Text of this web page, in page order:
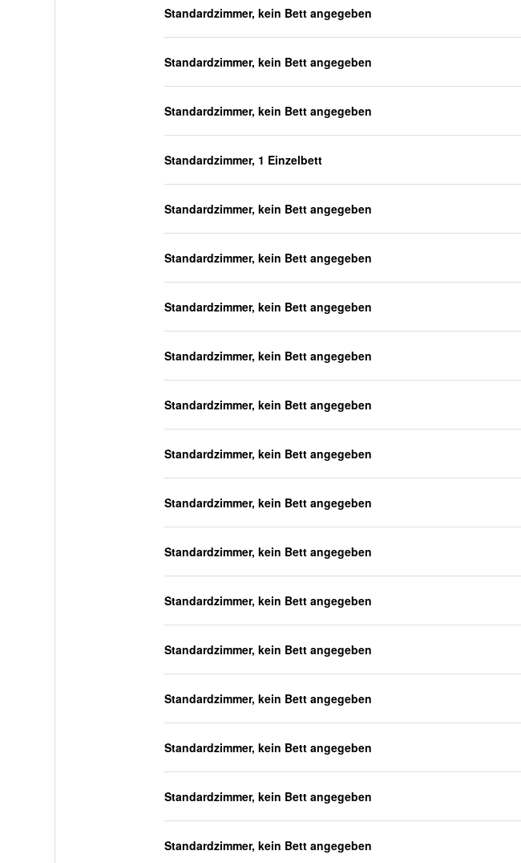
Standardzimmer, kein Bett angegeben
Standardzimmer, kein Bett angegeben
Standardzimmer, kein Bett angegeben
Standardzimmer, 1 Einzelbett
Standardzimmer, kein Bett angegeben
Standardzimmer, kein Bett angegeben
Standardzimmer, kein Bett angegeben
Standardzimmer, kein Bett angegeben
Standardzimmer, kein Bett angegeben
Standardzimmer, kein Bett angegeben
Standardzimmer, kein Bett angegeben
Standardzimmer, kein Bett angegeben
Standardzimmer, kein Bett angegeben
Standardzimmer, kein Bett angegeben
Standardzimmer, kein Bett angegeben
Standardzimmer, kein Bett angegeben
Standardzimmer, kein Bett angegeben
Standardzimmer, kein Bett angegeben